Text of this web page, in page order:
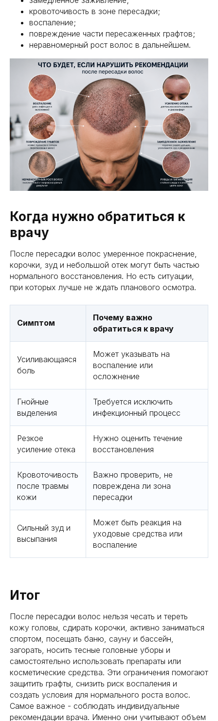
кровоточивость в зоне пересадки;
воспаление;
повреждение части пересаженных графтов;
неравномерный рост волос в дальнейшем.
Когда нужно обратиться к
врачу
После пересадки волос умеренное покраснение,
корочки, зуд и небольшой отек могут быть частью
нормального восстановления. Но есть ситуации,
при которых лучше не ждать планового осмотра.
Симптом
Почему важно
обратиться к врачу
Усиливающаяся
боль
Может указывать на
воспаление или
осложнение
Гнойные
выделения
Требуется исключить
инфекционный процесс
Резкое
усиление отека
Нужно оценить течение
восстановления
Кровоточивость
после травмы
кожи
Важно проверить, не
повреждена ли зона
пересадки
Сильный зуд и
высыпания
Может быть реакция на
уходовые средства или
воспаление
Итог
После пересадки волос нельзя чесать и тереть
кожу головы, сдирать корочки, активно заниматься
спортом, посещать баню, сауну и бассейн,
загорать, носить тесные головные уборы и
самостоятельно использовать препараты или
косметические средства. Эти ограничения помогают
защитить графты, снизить риск воспаления и
создать условия для нормального роста волос.
Самое важное - соблюдать индивидуальные
рекомендации врача. Именно они учитывают объем